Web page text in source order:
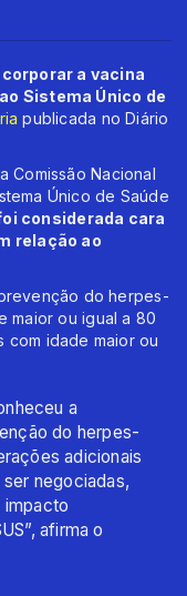
a vacina
Sistema Único de
publicada no Diário
Comissão Nacional
Único de Saúde
considerada cara
relação ao
do herpes-
maior ou igual a 80
com idade maior ou
a
do herpes-
adicionais
negociadas,
impacto
afirma o